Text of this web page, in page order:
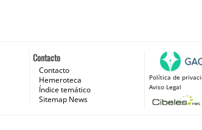
Contacto
Contacto
Hemeroteca
Índice temático
Sitemap News
Política de
Aviso Legal